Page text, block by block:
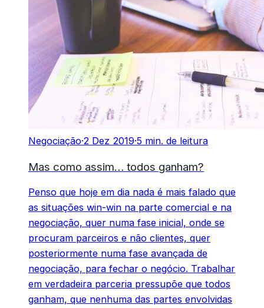
Negociação·2 Dez 2019·5 min. de leitura
Mas como assim… todos ganham?
Penso que hoje em dia nada é mais falado que
as situações win-win na parte comercial e na
negociação, quer numa fase inicial, onde se
procuram parceiros e não clientes, quer
posteriormente numa fase avançada de
negociação, para fechar o negócio. Trabalhar
em verdadeira parceria pressupõe que todos
ganham, que nenhuma das partes envolvidas